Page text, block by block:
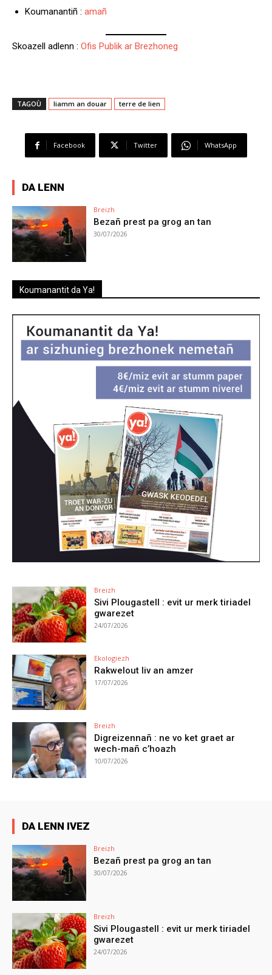
Koumanantiñ : amañ
Skoazell adlenn : Ofis Publik ar Brezhoneg
TAGOÙ liamm an douar terre de lien
Facebook Twitter WhatsApp
DA LENN
Breizh
Bezañ prest pa grog an tan
30/07/2026
Koumanantit da Ya!
Breizh
Sivi Plougastell : evit ur merk tiriadel
gwarezet
24/07/2026
Ekologiezh
Rakwelout liv an amzer
17/07/2026
Breizh
Digreizennañ : ne vo ket graet ar
wech-mañ c’hoazh
10/07/2026
DA LENN IVEZ
Breizh
Bezañ prest pa grog an tan
30/07/2026
Breizh
Sivi Plougastell : evit ur merk tiriadel
gwarezet
24/07/2026